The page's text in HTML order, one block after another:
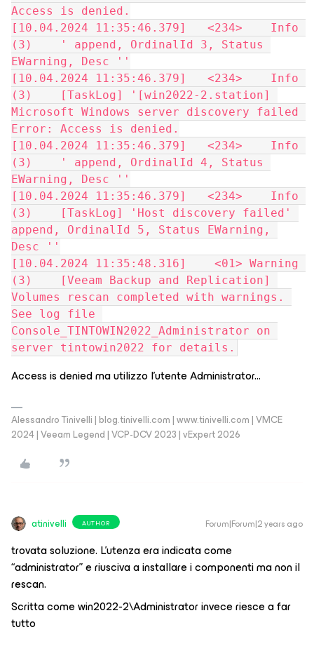
Access is denied.
[10.04.2024 11:35:46.379]   <234>    Info
(3)    ' append, OrdinalId 3, Status
EWarning, Desc ''
[10.04.2024 11:35:46.379]   <234>    Info
(3)    [TaskLog] '[win2022-2.station]
Microsoft Windows server discovery failed
Error: Access is denied.
[10.04.2024 11:35:46.379]   <234>    Info
(3)    ' append, OrdinalId 4, Status
EWarning, Desc ''
[10.04.2024 11:35:46.379]   <234>    Info
(3)    [TaskLog] 'Host discovery failed'
append, OrdinalId 5, Status EWarning,
Desc ''
[10.04.2024 11:35:48.316]    <01> Warning
(3)    [Veeam Backup and Replication]
Volumes rescan completed with warnings.
See log file
Console_TINTOWIN2022_Administrator on
server tintowin2022 for details.
Access is denied ma utilizzo l’utente Administrator...
Alessandro Tinivelli | blog.tinivelli.com | www.tinivelli.com | VMCE
2024 | Veeam Legend | VCP-DCV 2023 | vExpert 2026
atinivelli AUTHOR Forum|Forum|2 years ago
trovata soluzione. L'utenza era indicata come
“administrator” e riusciva a installare i componenti ma non il
rescan.
Scritta come win2022-2\Administrator invece riesce a far
tutto